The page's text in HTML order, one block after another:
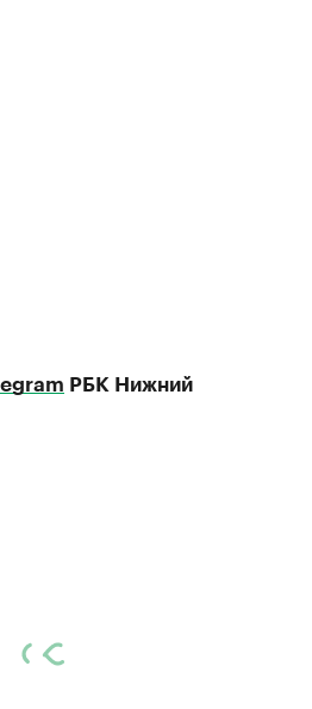
РБК Нижний